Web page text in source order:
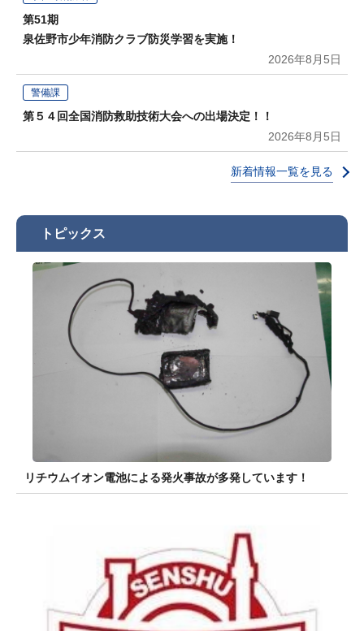
第51期
泉佐野市少年消防クラブ防災学習を実施！
2026年8月5日
警備課
第５４回全国消防救助技術大会への出場決定！！
2026年8月5日
新着情報一覧を見る
トピックス
リチウムイオン電池による発火事故が多発しています！